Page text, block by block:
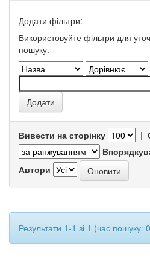
Додати фільтри:
Використовуйте фільтри для
пошуку.
Вивести на сторінку |
Автори
Результати 1-1 зі 1 (час пошуку: